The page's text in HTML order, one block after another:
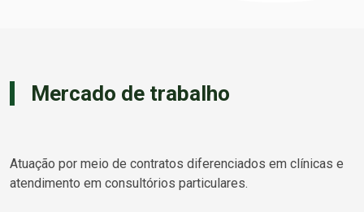
Mercado de trabalho
Atuação por meio de contratos diferenciados em clínicas e
atendimento em consultórios particulares.